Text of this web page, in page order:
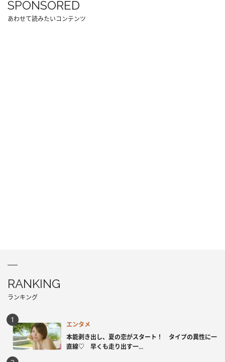
SPONSORED
あわせて読みたいコンテンツ
RANKING
ランキング
エンタメ
本能剥き出し、夏の恋がスタート！ タイプの異性に一
直線♡ 早くも走り出す一...